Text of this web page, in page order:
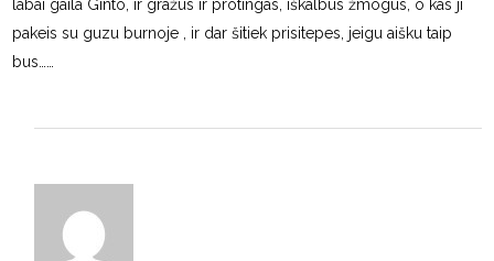
labai gaila Ginto, ir gražus ir protingas, iškalbus žmogus, o kas ji
pakeis su guzu burnoje , ir dar šitiek prisitepes, jeigu aišku taip
bus……